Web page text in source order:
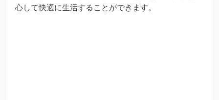
心して快適に生活することができます。